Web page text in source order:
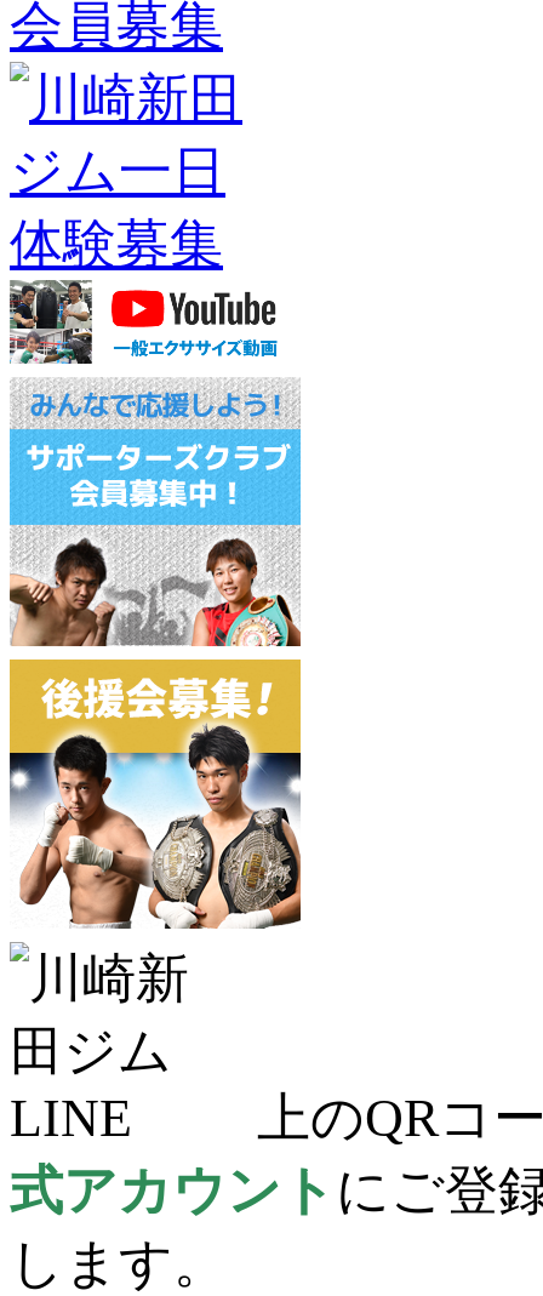
上のQRコ
式アカウント にご登
します。